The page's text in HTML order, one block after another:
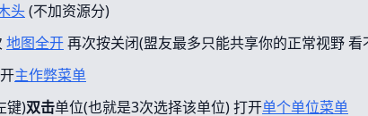
头(不加资源分)
地图全开再次按关闭(盟友最多只能共享你的正常视野 看
主作弊菜单
键)双击单位(也就是3次选择该单位) 打开单个单位菜单